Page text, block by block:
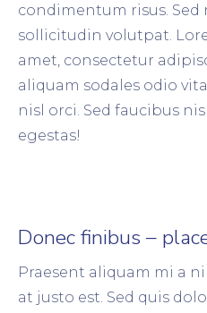
condimentum risus. Sed
sollicitudin volutpat.
amet, consectetur
aliquam sodales odio
nisl orci. Sed faucibus
egestas!
Donec finibus –
Praesent aliquam mi a
at justo est. Sed quis